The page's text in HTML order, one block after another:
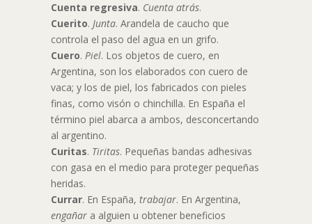
Cuenta regresiva. Cuenta atrás.
Cuerito. Junta. Arandela de caucho que
controla el paso del agua en un grifo.
Cuero. Piel. Los objetos de cuero, en
Argentina, son los elaborados con cuero de
vaca; y los de piel, los fabricados con pieles
finas, como visón o chinchilla. En España el
término piel abarca a ambos, desconcertando
al argentino.
Curitas. Tiritas. Pequeñas bandas adhesivas
con gasa en el medio para proteger pequeñas
heridas.
Currar. En España, trabajar. En Argentina,
engañar a alguien u obtener beneficios